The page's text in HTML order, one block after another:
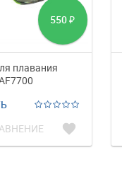
550 ₽
плавания
favorite